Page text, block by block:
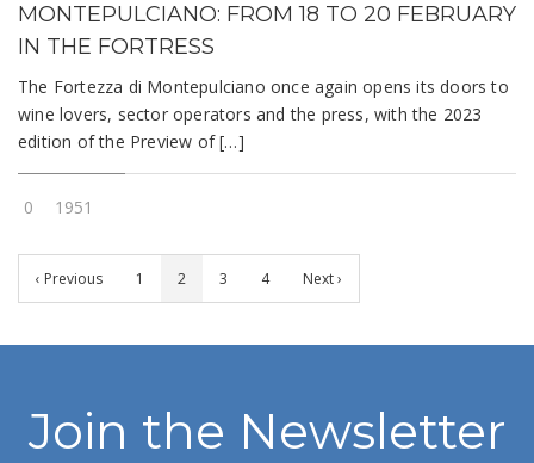
MONTEPULCIANO: FROM 18 TO 20 FEBRUARY
IN THE FORTRESS
The Fortezza di Montepulciano once again opens its doors to
wine lovers, sector operators and the press, with the 2023
edition of the Preview of […]
0 1951
‹ Previous 1 2 3 4 Next ›
Join the Newsletter